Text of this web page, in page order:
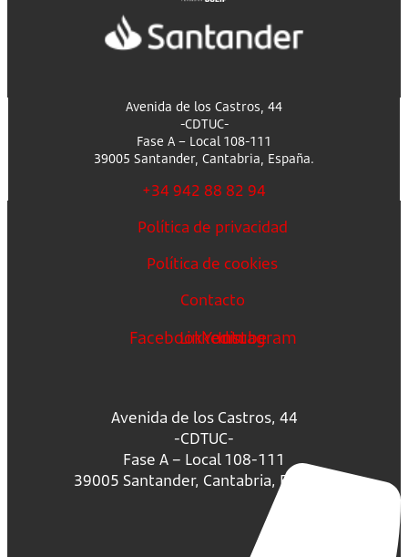
Avenida de los Castros, 44
-CDTUC-
Fase A – Local 108-111
39005 Santander, Cantabria, España.
+34 942 88 82 94
Política de privacidad
Política de cookies
Contacto
FacebookLinkedin
Youtube
Instagram
Avenida de los Castros, 44
-CDTUC-
Fase A – Local 108-111
39005 Santander, Cantabria, España.